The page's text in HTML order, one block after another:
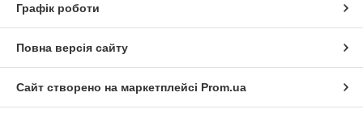
Графік роботи
Повна версія сайту
Сайт створено на маркетплейсі Prom.ua